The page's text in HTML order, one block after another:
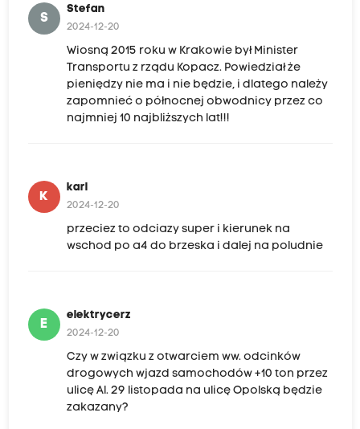
S
Stefan
2024-12-20
Wiosną 2015 roku w Krakowie był Minister
Transportu z rządu Kopacz. Powiedział że
pieniędzy nie ma i nie będzie, i dlatego należy
zapomnieć o północnej obwodnicy przez co
najmniej 10 najbliższych lat!!!
K
karl
2024-12-20
przeciez to odciazy super i kierunek na
wschod po a4 do brzeska i dalej na poludnie
E
elektrycerz
2024-12-20
Czy w związku z otwarciem ww. odcinków
drogowych wjazd samochodów +10 ton przez
ulicę Al. 29 listopada na ulicę Opolską będzie
zakazany?